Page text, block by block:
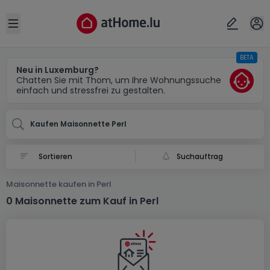
Open sidebar
Neu in Luxemburg?
Chatten Sie mit Thom, um Ihre Wohnungssuche
einfach und stressfrei zu gestalten.
BETA
Kaufen Maisonnette Perl
Suchauftrag
Maisonnette kaufen in Perl
0 Maisonnette zum Kauf in Perl
Ort
Abbrechen ok